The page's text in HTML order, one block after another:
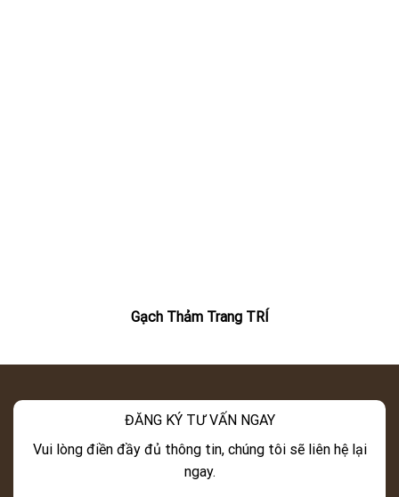
Gạch Thảm Trang TRÍ
ĐĂNG KÝ TƯ VẤN NGAY
Vui lòng điền đầy đủ thông tin, chúng tôi sẽ liên hệ lại
ngay.